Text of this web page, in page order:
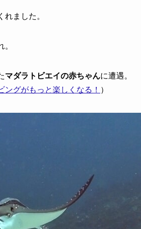
ました。
マダラトビエイの赤ちゃんに遭遇。
グがもっと楽しくなる！ ）